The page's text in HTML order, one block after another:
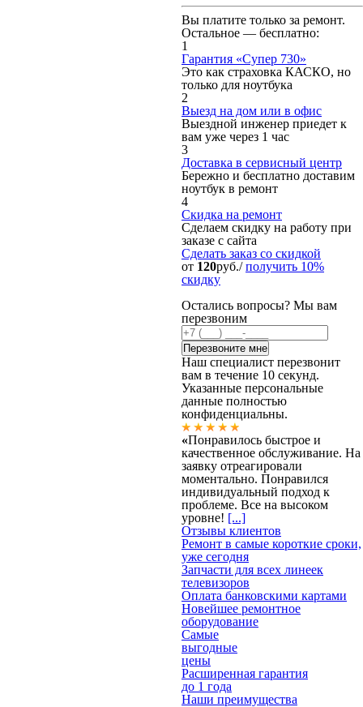
Вы платите только за ремонт.
Остальное — бесплатно:
1
Гарантия «Супер 730»
Это как страховка КАСКО, но
только для ноутбука
2
Выезд на дом или в офис
Выездной инженер приедет к
вам уже через 1 час
3
Доставка в сервисный центр
Бережно и бесплатно доставим
ноутбук в ремонт
4
Скидка на ремонт
Сделаем скидку на работу при
заказе с сайта
Сделать заказ со скидкой
от 120руб./получить 10%
скидку
Остались вопросы? Мы вам
перезвоним
Наш специалист перезвонит
вам в течение 10 секунд.
Указанные персональные
данные полностью
конфиденциальны.
«Понравилось быстрое и
качественное обслуживание. На
заявку отреагировали
моментально. Понравился
индивидуальный подход к
проблеме. Все на высоком
уровне! [...]
Отзывы клиентов
Ремонт в самые короткие сроки,
уже сегодня
Запчасти для всех линеек
телевизоров
Оплата банковскими картами
Новейшее ремонтное
оборудование
Самые
выгодные
цены
Расширенная гарантия
до 1 года
Наши преимущества